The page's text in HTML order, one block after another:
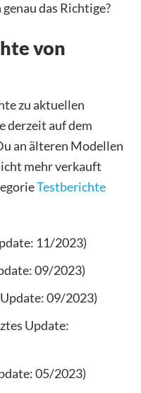
das Richtige?
von
zu aktuellen
derzeit auf dem
an älteren Modellen
mehr verkauft
Testberichte
11/2023)
09/2023)
09/2023)
Update:
05/2023)